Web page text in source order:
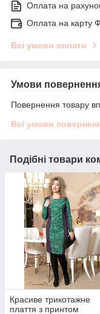
Оплата на
Оплата на карту
Всі умови оплати
Умови
Повернення товару
Всі умови
Подібні товари
Красиве трикотажне
плаття з принтом